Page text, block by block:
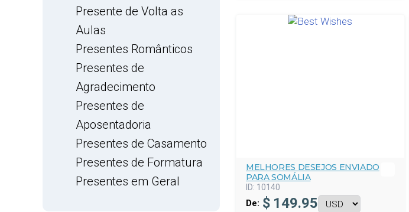
Presente de Volta as
Aulas
Presentes Românticos
Presentes de
Agradecimento
Presentes de
Aposentadoria
Presentes de Casamento
Presentes de Formatura
Presentes em Geral
MELHORES DESEJOS ENVIADO
PARA SOMÁLIA
ID: 10140
De: $ 149.95